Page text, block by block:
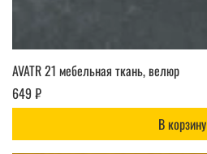
AVATR 21 мебельная ткань, велюр
649 ₽
В корзину